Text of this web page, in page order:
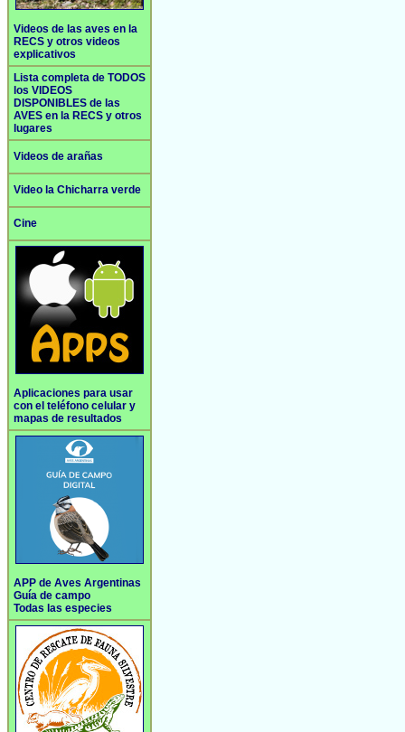
Videos de las aves en la
RECS y otros videos
explicativos
Lista completa de TODOS
los VIDEOS
DISPONIBLES de las
AVES en la RECS y otros
lugares
Videos de arañas
Video la Chicharra verde
Cine
Aplicaciones para usar
con el teléfono celular y
mapas de resultados
APP de Aves Argentinas
Guía de campo
Todas las especies